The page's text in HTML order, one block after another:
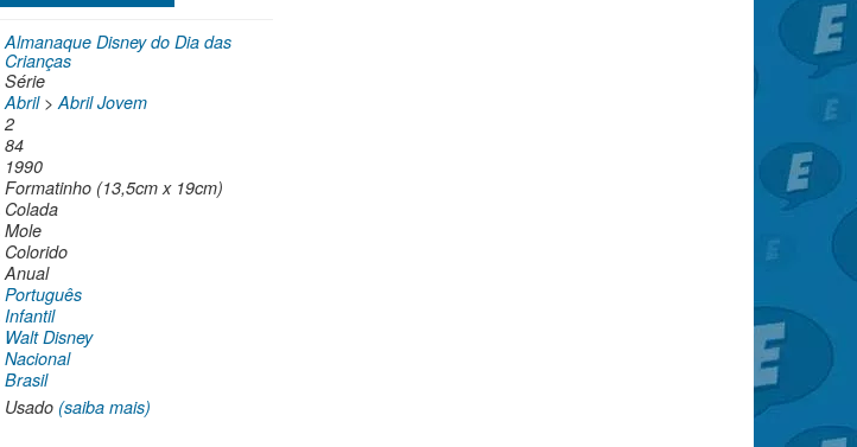
Almanaque Disney do Dia das
Crianças
Série
Abril> Abril Jovem
2
84
1990
Formatinho (13,5cm x 19cm)
Colada
Mole
Colorido
Anual
Português
Infantil
Walt Disney
Nacional
Brasil
Usado (saiba mais)